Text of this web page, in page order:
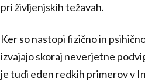
pri življenjskih težavah.
Ker so nastopi fizično in
izvajajo skoraj neverjetne
je tudi eden redkih primerov v